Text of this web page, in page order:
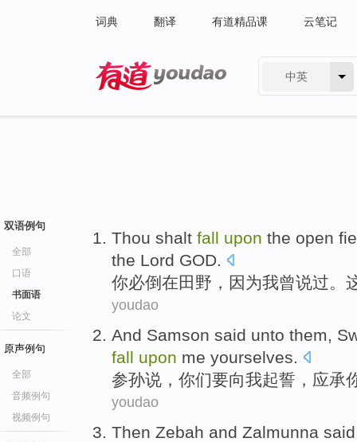
词典 翻译 有道精品课 云笔记
中英
双语例句
全部
口语
书面语
论文
原声例句
全部
音频例句
视频例句
Thou shalt fall upon the open
the Lord GOD.
你必倒在田野 ， 因为我曾说过。
youdao
And Samson said unto them,
fall upon me yourselves.
参孙说 ， 你们要向我起誓 ，应承
youdao
Then Zebah and Zalmunna said